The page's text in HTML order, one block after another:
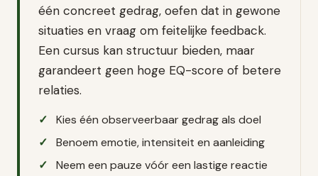
één concreet gedrag, oefen dat in gewone
situaties en vraag om feitelijke feedback.
Een cursus kan structuur bieden, maar
garandeert geen hoge EQ-score of betere
relaties.
Kies één observeerbaar gedrag als doel
Benoem emotie, intensiteit en aanleiding
Neem een pauze vóór een lastige reactie